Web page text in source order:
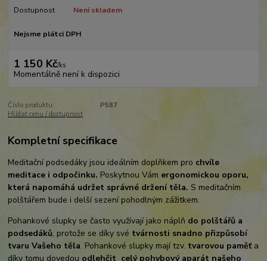
Dostupnost Není skladem
Nejsme plátci DPH
1 150 Kč/ks
Momentálně není k dispozici
Číslo produktu:
P587
Hlídat cenu / dostupnost
Kompletní specifikace
Meditační podsedáky jsou ideálním doplňkem pro chvíle
meditace i odpočinku. Poskytnou Vám ergonomickou oporu,
která napomáhá udržet správné držení těla. S meditačním
polštářem bude i delší sezení pohodlným zážitkem.
Pohankové slupky se často využívají jako náplň do polštářů a
podsedáků, protože se díky své tvárnosti snadno přizpůsobí
tvaru Vašeho těla. Pohankové slupky mají tzv. tvarovou paměť a
díky tomu dovedou odlehčit celý pohybový aparát našeho